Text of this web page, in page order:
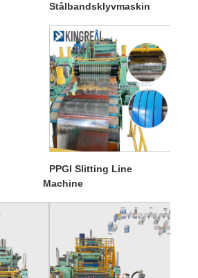
Stålbandsklyvmaskin
PPGI Slitting Line
Machine